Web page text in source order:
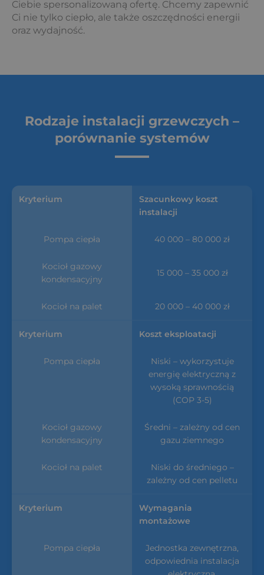
Ciebie spersonalizowaną ofertę. Chcemy zapewnić
Ci nie tylko ciepło, ale także oszczędności energii
oraz wydajność.
Rodzaje instalacji grzewczych –
porównanie systemów
Szacunkowy koszt
instalacji
40 000 – 80 000 zł
15 000 – 35 000 zł
20 000 – 40 000 zł
Koszt eksploatacji
Niski – wykorzystuje
energię elektryczną z
wysoką sprawnością
(COP 3-5)
Średni – zależny od cen
gazu ziemnego
Niski do średniego –
zależny od cen pelletu
Wymagania
montażowe
Jednostka zewnętrzna,
odpowiednia instalacja